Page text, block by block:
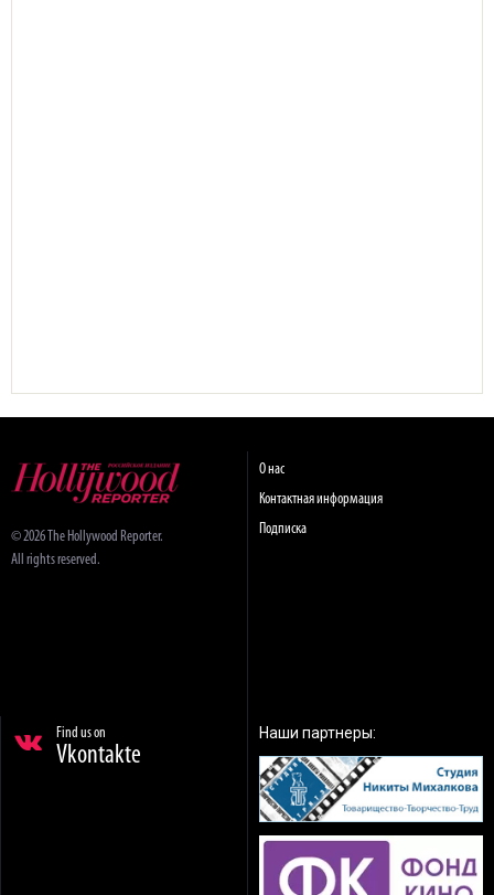
© 2026 The Hollywood Reporter.
All rights reserved.
О нас
Контактная информация
Подписка
Find us on
Vkontakte
Наши партнеры: